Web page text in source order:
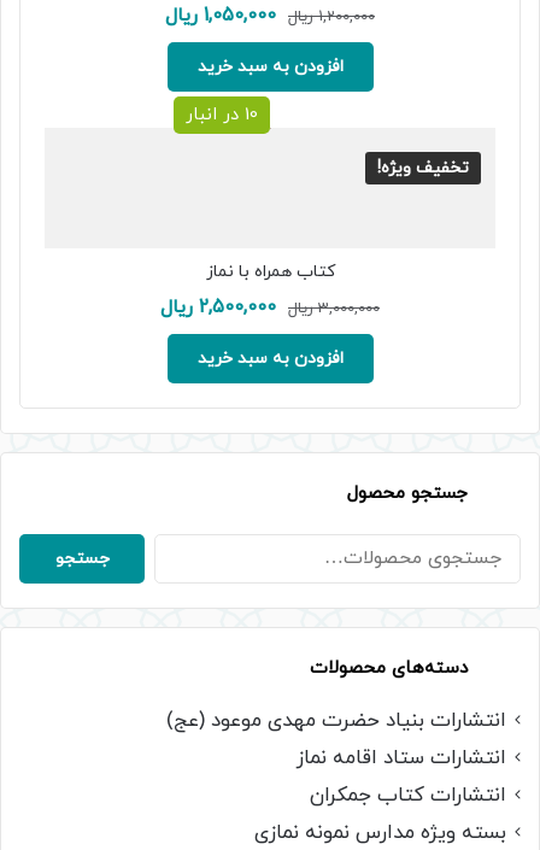
1,200,000 ریال قیمت
اصلی:
1,200,000 ریال
بود.
1,050,000 ریالقیمت
افزودن به سبد خرید
تخفیف ویژه!
10 در انبار
کتاب همراه با نماز
3,000,000 ریال قیمت
اصلی:
3,000,000 ریال
بود.
2,500,000 ریالقیمت
افزودن به سبد خرید
جستجو محصول
جستجو
برای:
جستجو
دسته‌های محصولات
انتشارات بنیاد حضرت مهدی موعود (عج)
انتشارات ستاد اقامه نماز
انتشارات کتاب جمکران
بسته ویژه مدارس نمونه نمازی